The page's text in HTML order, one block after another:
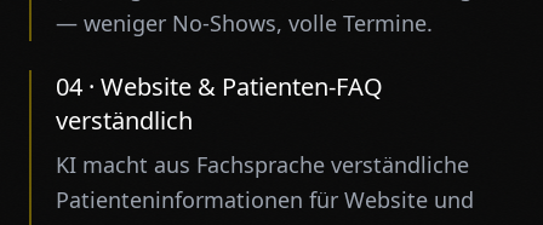
— weniger No-Shows, volle Termine.
04 · Website & Patienten-FAQ
verständlich
KI macht aus Fachsprache verständliche
Patienteninformationen für Website und